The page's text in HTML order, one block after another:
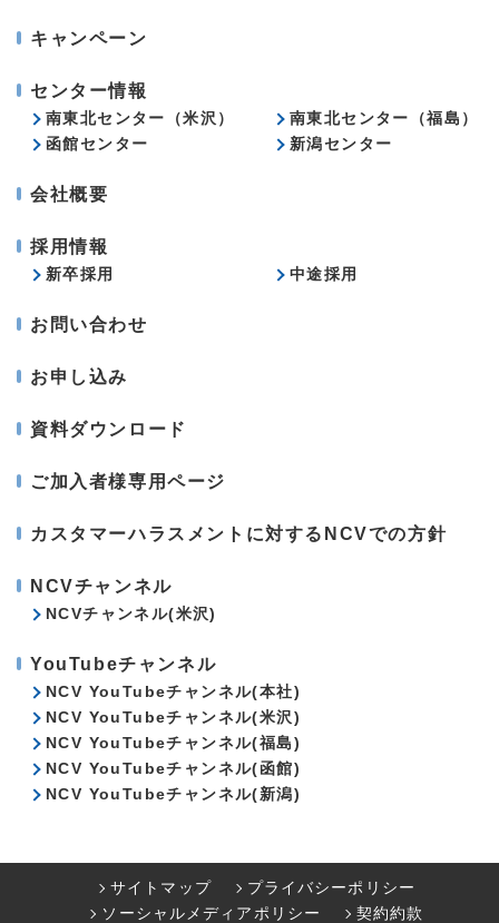
キャンペーン
センター情報
南東北センター（米沢）
南東北センター（福島）
函館センター
新潟センター
会社概要
採用情報
新卒採用 中途採用
お問い合わせ
お申し込み
資料ダウンロード
ご加入者様専用ページ
カスタマーハラスメントに対するNCVでの方針
NCVチャンネル
NCVチャンネル(米沢)
YouTubeチャンネル
NCV YouTubeチャンネル(本社)
NCV YouTubeチャンネル(米沢)
NCV YouTubeチャンネル(福島)
NCV YouTubeチャンネル(函館)
NCV YouTubeチャンネル(新潟)
サイトマップ
プライバシーポリシー
ソーシャルメディアポリシー
契約約款